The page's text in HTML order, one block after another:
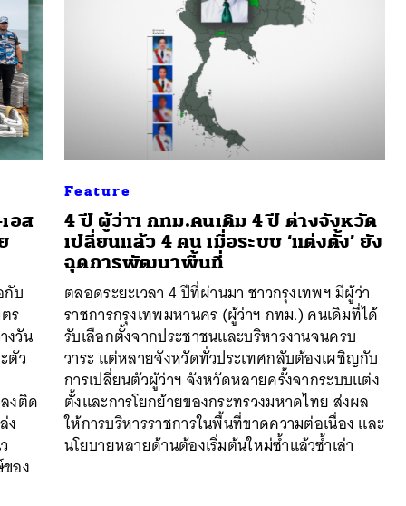
อส
กับ
ร
งวัน
ตัว
งติด
ง
อง
Feature
4 ปี ผู้ว่าฯ กทม.คนเดิม 4 ปี ต่างจังหวัด
เปลี่ยนแล้ว 4 คน เมื่อระบบ ‘แต่งตั้ง’ ยัง
ฉุดการพัฒนาพื้นที่
ตลอดระยะเวลา 4 ปีที่ผ่านมา ชาวกรุงเทพฯ มีผู้ว่า
ราชการกรุงเทพมหานคร (ผู้ว่าฯ กทม.) คนเดิมที่ได้
รับเลือกตั้งจากประชาชนและบริหารงานจนครบ
วาระ แต่หลายจังหวัดทั่วประเทศกลับต้องเผชิญกับ
การเปลี่ยนตัวผู้ว่าฯ จังหวัดหลายครั้งจากระบบแต่ง
ตั้งและการโยกย้ายของกระทรวงมหาดไทย ส่งผล
ให้การบริหารราชการในพื้นที่ขาดความต่อเนื่อง และ
นโยบายหลายด้านต้องเริ่มต้นใหม่ซ้ำแล้วซ้ำเล่า
TWEET LINE EMAIL